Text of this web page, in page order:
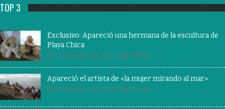
TOP 3
Exclusivo: Apareció una hermana de la escultura de
Playa Chica
17 de febrero de 2021 | 299553
Apareció el artista de «la mujer mirando al mar»
19 de febrero de 2021 | 177633